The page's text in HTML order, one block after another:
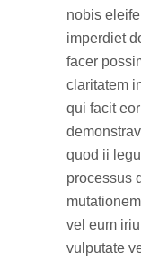
nobis
imperdiet
facer
claritatem
qui facit
quod ii
processus
vel eum
vulputate